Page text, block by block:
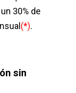
30% de
(*).
sin